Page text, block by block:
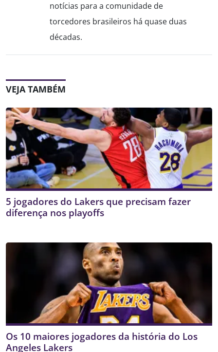
notícias para a comunidade de
torcedores brasileiros há quase duas
décadas.
VEJA TAMBÉM
5 jogadores do Lakers que precisam fazer
diferença nos playoffs
Os 10 maiores jogadores da história do Los
Angeles Lakers